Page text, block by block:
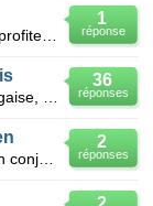
1
réponse
36
réponses
2
réponses